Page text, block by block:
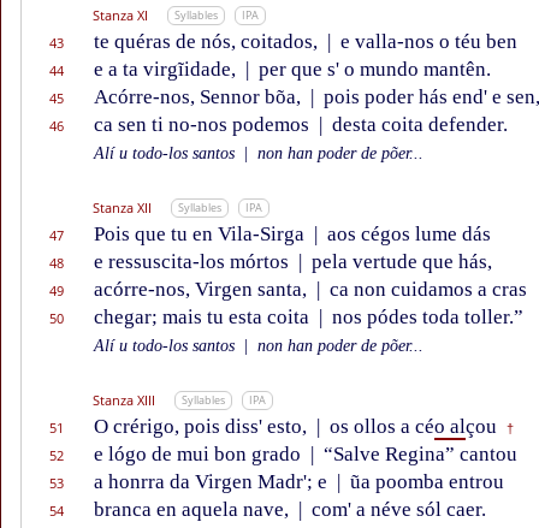
Stanza XI Syllables IPA
43 te quéras de nós, coitados, | e valla-nos o téu ben
44 e a ta virgĩidade, | per que s' o mundo mantên.
45 Acórre-nos, Sennor bõa, | pois poder hás end' e sen,
46 ca sen ti no-nos podemos | desta coita defender.
Alí u todo-los santos non han poder de põer...
Stanza XII Syllables IPA
47 Pois que tu en Vila-Sirga | aos cégos lume dás
48 e ressuscita-los mórtos | pela vertude que hás,
49 acórre-nos, Virgen santa, | ca non cuidamos a cras
50 chegar; mais tu esta coita | nos pódes toda toller.”
Alí u todo-los santos non han poder de põer...
Stanza XIII Syllables IPA
51 O crérigo, pois diss' esto, | os ollos a céo alçou †
52 e lógo de mui bon grado | “Salve Regina” cantou
53 a honrra da Virgen Madr'; e | ũa poomba entrou
54 branca en aquela nave, | com' a néve sól caer.